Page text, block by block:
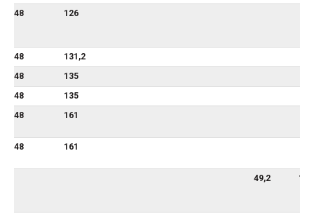
48 126
48
131,2
48
135
48
135
48
161
48 161
49,2